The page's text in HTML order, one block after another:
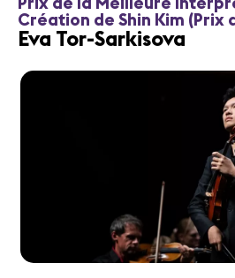
Prix de la Meilleure
Création de Shin Kim (Prix
Eva Tor-Sarkisova